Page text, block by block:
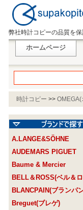
弊社時計コピーの品質を
ホームページ
時計コピー >>
A.LANGE&SÖHNE
AUDEMARS PIGUET
Baume & Mercier
BELL＆ROSS(ベル＆
BLANCPAIN(ブランパ
Breguet(ブレゲ)